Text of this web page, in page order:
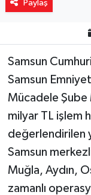
Paylaş
Samsun
Samsun
Mücadele Şube
milyar TL işlem
değerlendirilen
Samsun
Muğla, Aydın,
zamanlı